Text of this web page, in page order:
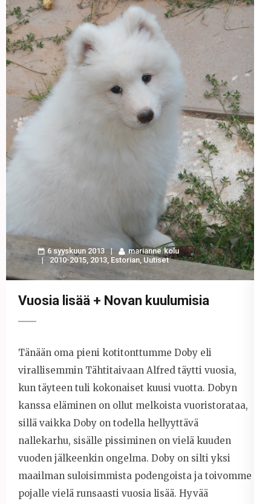
6 syyskuun 2013
marianne.kolu
2010-2015, 2013, Estorian, Uutiset
Vuosia lisää + Novan kuulumisia
Tänään oma pieni kotitonttumme Doby eli
virallisemmin Tähtitaivaan Alfred täytti vuosia,
kun täyteen tuli kokonaiset kuusi vuotta. Dobyn
kanssa eläminen on ollut melkoista vuoristorataa,
sillä vaikka Doby on todella hellyyttävä
nallekarhu, sisälle pissiminen on vielä kuuden
vuoden jälkeenkin ongelma. Doby on silti yksi
maailman suloisimmista podengoista ja toivomme
pojalle vielä runsaasti vuosia lisää. Hyvää